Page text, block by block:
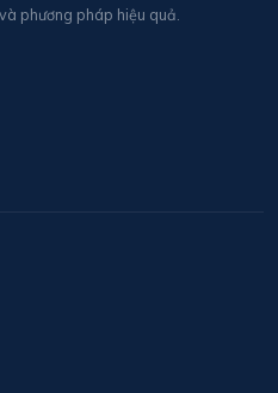
phương pháp hiệu quả.